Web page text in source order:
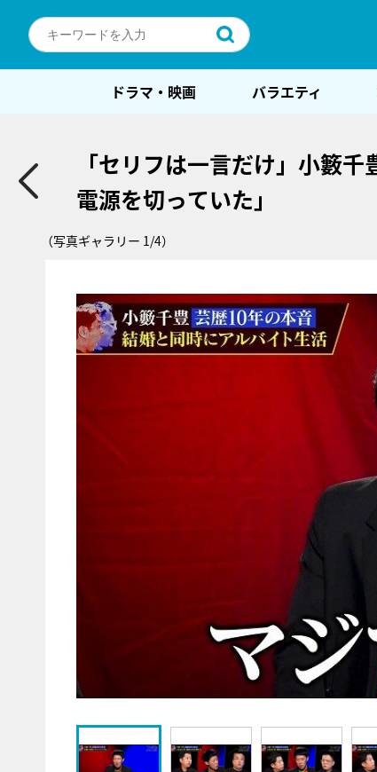
ドラマ・映画 バラエティ
「セリフは一言だけ」小籔
電源を切っていた」
（写真ギャラリー 1/4）